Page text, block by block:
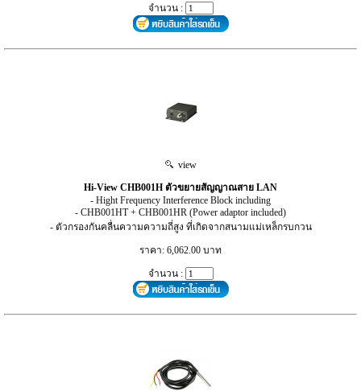
จำนวน :
view
Hi-View CHB001H ตัวขยายสัญญาณสาย LAN
- Hight Frequency Interference Block including
- CHB001HT + CHB001HR (Power adaptor included)
- ตัวกรองกันคลื่นความความถี่สูง ที่เกิดจากสนามแม่เหล็กรบกวน
ราคา: 6,062.00 บาท
จำนวน :